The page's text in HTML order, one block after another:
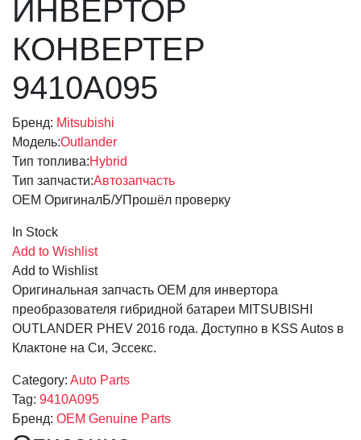
ИНВЕРТОР
КОНВЕРТЕР
9410A095
Бренд: Mitsubishi
Модель:Outlander
Тип топлива:Hybrid
Тип запчасти:Автозапчасть
OEM ОригиналБ/УПрошёл проверку
In Stock
Add to Wishlist
Add to Wishlist
Оригинальная запчасть OEM для инвертора
преобразователя гибридной батареи MITSUBISHI
OUTLANDER PHEV 2016 года. Доступно в KSS Autos в
Клактоне на Си, Эссекс.
Category: Auto Parts
Tag: 9410A095
Бренд: OEM Genuine Parts